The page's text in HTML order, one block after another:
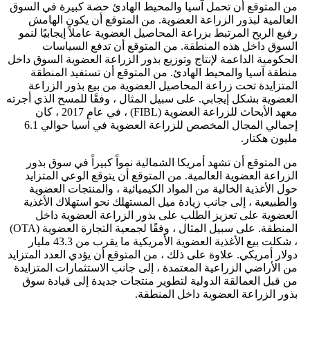
من المتوقع أن تحمل آسيا والمحيط الهادئ حصة كبيرة في السوق
العالمية لبذور الزراعة العضوية. من المتوقع أن يكون الهامش
رفيع الربح المرتبط بزراعة المحاصيل العضوية عاملاً إيجابيًا لنمو
السوق داخل هذه المنطقة. من المتوقع أن تدفع السياسات
الحكومية الداعمة لإنتاج وتوزيع بذور الزراعة العضوية السوق داخل
منطقة آسيا والمحيط الهادئ. من المتوقع أن تستفيد المنطقة
المتزايدة تحت زراعة المحاصيل العضوية من بيع بذور الزراعة
العضوية بشكل إيجابي. على سبيل المثال ، وفقًا للمسح الذي أجرته
معهد الأبحاث للزراعة العضوية (FIBL) ، في عام 2017 ، كان
إجمالي المجال المخصص للزراعة العضوية في آسيا حوالي 6.1
مليون هكتار.
من المتوقع أن تشهد أمريكا الشمالية نمواً كبيراً في سوق بذور
الزراعة العضوية العالمية. من المتوقع أن يتوقع الوعي المتزايد
حول الأغذية الخالية من المواد الكيميائية ، والمنتجات العضوية
والطبيعية ، إلى جانب زيادة ميل المستهلك نحو استهلاك الأغذية
العضوية على تعزيز الطلب على بذور الزراعة العضوية داخل
المنطقة. على سبيل المثال ، وفقًا لجمعية التجارة العضوية (OTA)
، شكلت بيع الأغذية العضوية الأمريكية ما يقرب من 43.3 مليار
دولار أمريكي. علاوة على ذلك ، من المتوقع أن يؤدي العدد المتزايد
من الأراضي الزراعية المعتمدة ، إلى جانب الاستثمارات المتزايدة
من قبل العمالقة الدولية لتطوير منتجات جديدة إلى قيادة سوق
بذور الزراعة العضوية داخل المنطقة.